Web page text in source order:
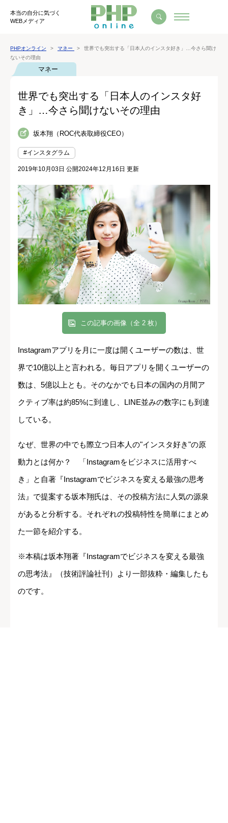
本当の自分に気づく
WEBメディア
PHPオンライン マネー
世界でも突出する「日本人のインスタ好き」…今さら聞け
ないその理由
マネー
世界でも突出する「日本人のインスタ好
き」…今さら聞けないその理由
坂本翔（ROC代表取締役CEO）
#インスタグラム
2019年10月03日 公開2024年12月16日 更新
この記事の画像（全 2 枚）
Instagramアプリを月に一度は開くユーザーの数は、世
界で10億以上と言われる。毎日アプリを開くユーザーの
数は、5億以上とも。そのなかでも日本の国内の月間ア
クティブ率は約85%に到達し、LINE並みの数字にも到達
している。
なぜ、世界の中でも際立つ日本人の"インスタ好き"の原
動力とは何か？ 「Instagramをビジネスに活用すべ
き」と自著『Instagramでビジネスを変える最強の思考
法』で提案する坂本翔氏は、その投稿方法に人気の源泉
があると分析する。それぞれの投稿特性を簡単にまとめ
た一節を紹介する。
※本稿は坂本翔著『Instagramでビジネスを変える最強
の思考法』（技術評論社刊）より一部抜粋・編集したも
のです。